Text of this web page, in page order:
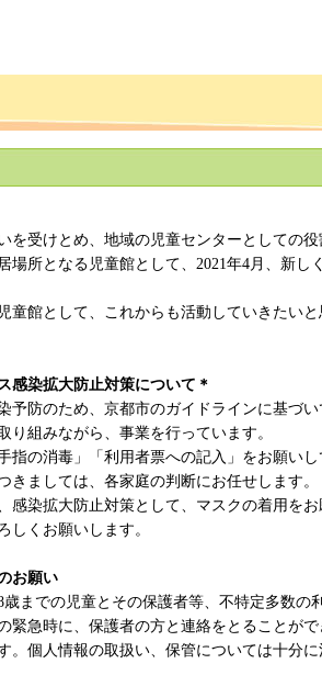
を受けとめ、 地域の児童センターとしての役
場所となる児童館として、 2021年4月、新し
童館として、 これからも活動していきたいと
感染拡大防止対策について＊
予防のため、京都市のガイドラインに基づい
り組みながら、事業を行っています。
指の消毒」「利用者票への記入」をお願いし
きましては、各家庭の判断にお任せします。
感染拡大防止対策として、マスクの着用をお
しくお願いします。
お願い
歳までの児童とその保護者等、不特定多数の
緊急時に、保護者の方と連絡をとることが
。個人情報の取扱い、保管については十分